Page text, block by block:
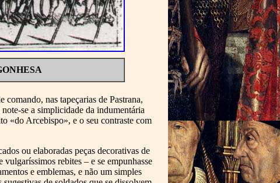
nas tapeçarias de Pastrana,
se a simplicidade da indumentária
«do Arcebispo», e o seu contraste com
ou elaboradas peças decorativas de
rebites – e se empunhasse
e emblemas, e não um simples